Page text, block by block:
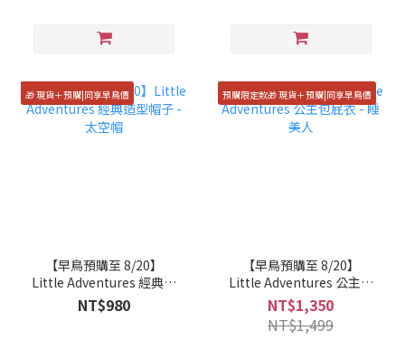
🎁 現貨＋預購|同享早鳥價
【早鳥預購至 8/20】
Little Adventures 經典造
型帽子 - 太空帽
NT$980
預購限定款🎁 現貨＋預購|同享早鳥價
【早鳥預購至 8/20】
Little Adventures 公主包
屁衣 - 睡美人
NT$1,350
NT$1,499